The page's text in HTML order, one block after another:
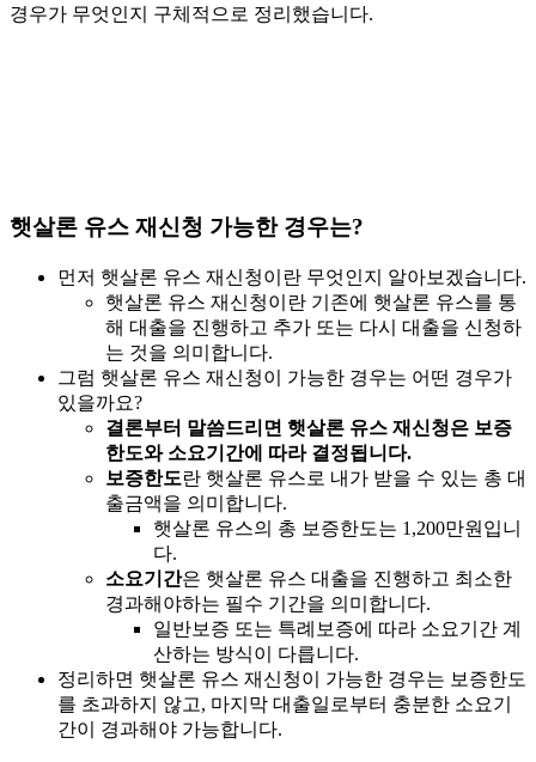
경우가 무엇인지 구체적으로 정리했습니다.
햇살론 유스 재신청 가능한 경우는?
먼저 햇살론 유스 재신청이란 무엇인지 알아보겠습니다.
햇살론 유스 재신청이란 기존에 햇살론 유스를 통
해 대출을 진행하고 추가 또는 다시 대출을 신청하
는 것을 의미합니다.
그럼 햇살론 유스 재신청이 가능한 경우는 어떤 경우가
있을까요?
결론부터 말씀드리면 햇살론 유스 재신청은 보증
한도와 소요기간에 따라 결정됩니다.
보증한도란 햇살론 유스로 내가 받을 수 있는 총 대
출금액을 의미합니다.
햇살론 유스의 총 보증한도는 1,200만원입니
다.
소요기간은 햇살론 유스 대출을 진행하고 최소한
경과해야하는 필수 기간을 의미합니다.
일반보증 또는 특례보증에 따라 소요기간 계
산하는 방식이 다릅니다.
정리하면 햇살론 유스 재신청이 가능한 경우는 보증한도
를 초과하지 않고, 마지막 대출일로부터 충분한 소요기
간이 경과해야 가능합니다.